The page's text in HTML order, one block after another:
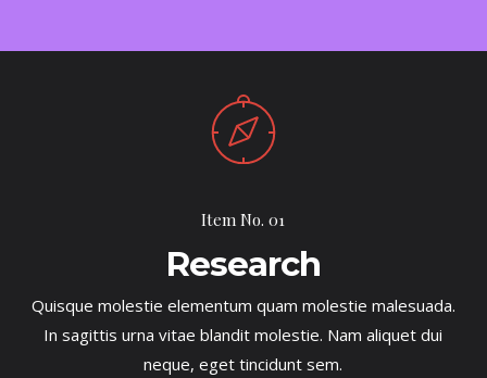
Item No. 01
Research
Quisque molestie elementum quam molestie malesuada.
In sagittis urna vitae blandit molestie. Nam aliquet dui
neque, eget tincidunt sem.